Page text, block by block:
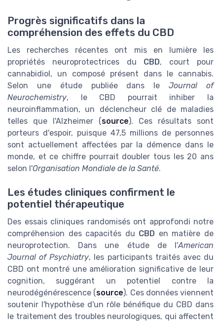
Progrès significatifs dans la
compréhension des effets du CBD
Les recherches récentes ont mis en lumière les
propriétés neuroprotectrices du CBD, court pour
cannabidiol, un composé présent dans le cannabis.
Selon une étude publiée dans leJournal of
Neurochemistry, le CBD pourrait inhiber la
neuroinflammation, un déclencheur clé de maladies
telles que l'Alzheimer (source). Ces résultats sont
porteurs d'espoir, puisque 47,5 millions de personnes
sont actuellement affectées par la démence dans le
monde, et ce chiffre pourrait doubler tous les 20 ans
selon l'Organisation Mondiale de la Santé.
Les études cliniques confirment le
potentiel thérapeutique
Des essais cliniques randomisés ont approfondi notre
compréhension des capacités du CBD en matière de
neuroprotection. Dans une étude de l'American
Journal of Psychiatry, les participants traités avec du
CBD ont montré une amélioration significative de leur
cognition, suggérant un potentiel contre la
neurodégénérescence (source). Ces données viennent
soutenir l'hypothèse d'un rôle bénéfique du CBD dans
le traitement des troubles neurologiques, qui affectent